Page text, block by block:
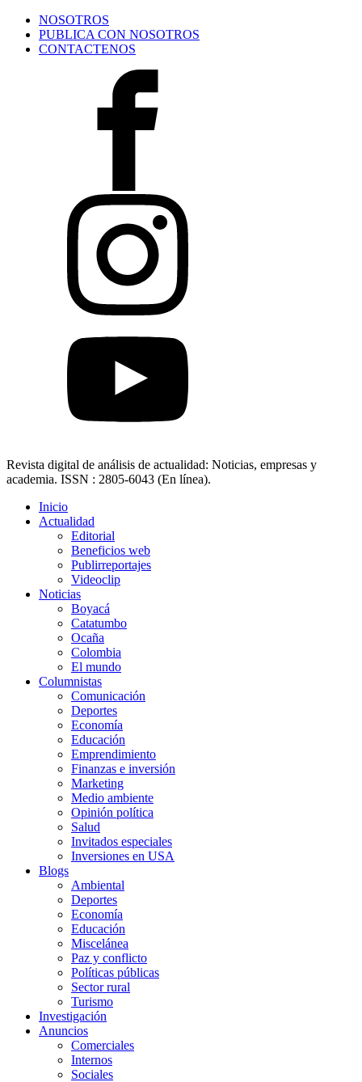
NOSOTROS
PUBLICA CON NOSOTROS
CONTACTENOS
Revista digital de análisis de actualidad: Noticias, empresas y
academia. ISSN : 2805-6043 (En línea).
Inicio
Actualidad
Editorial
Beneficios web
Publirreportajes
Videoclip
Noticias
Boyacá
Catatumbo
Ocaña
Colombia
El mundo
Columnistas
Comunicación
Deportes
Economía
Educación
Emprendimiento
Finanzas e inversión
Marketing
Medio ambiente
Opinión política
Salud
Invitados especiales
Inversiones en USA
Blogs
Ambiental
Deportes
Economía
Educación
Miscelánea
Paz y conflicto
Políticas públicas
Sector rural
Turismo
Investigación
Anuncios
Comerciales
Internos
Sociales